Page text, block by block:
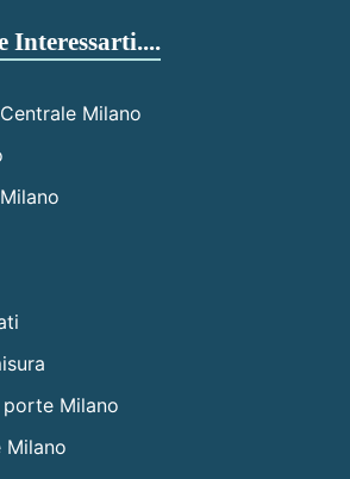
Interessarti....
Milano
Milano
Milano